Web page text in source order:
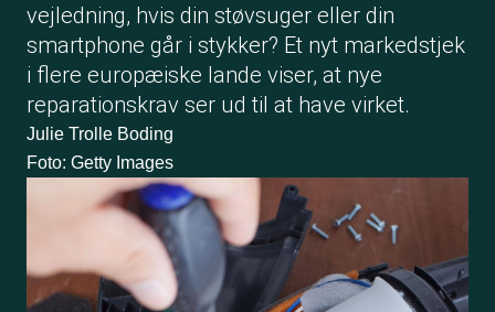
vejledning, hvis din støvsuger eller din
smartphone går i stykker? Et nyt markedstjek
i flere europæiske lande viser, at nye
reparationskrav ser ud til at have virket.
Julie Trolle Boding
Foto: Getty Images